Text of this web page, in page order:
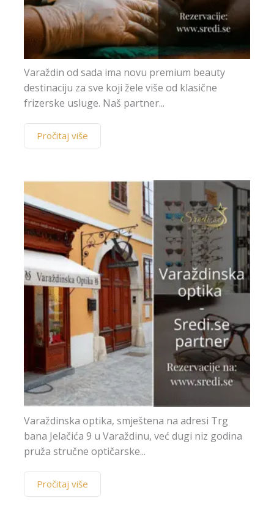
Varaždin od sada ima novu premium beauty
destinaciju za sve koji žele više od klasične
frizerske usluge. Naš partner...
Pročitaj više
Varaždinska optika, smještena na adresi Trg
bana Jelačića 9 u Varaždinu, već dugi niz godina
pruža stručne optičarske...
Pročitaj više